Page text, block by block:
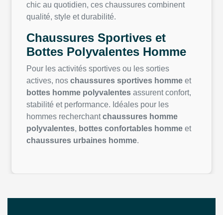
chic au quotidien, ces chaussures combinent
qualité, style et durabilité.
Chaussures Sportives et
Bottes Polyvalentes Homme
Pour les activités sportives ou les sorties
actives, nos chaussures sportives homme et
bottes homme polyvalentes assurent confort,
stabilité et performance. Idéales pour les
hommes recherchantchaussures homme
polyvalentes, bottes confortables homme et
chaussures urbaines homme.